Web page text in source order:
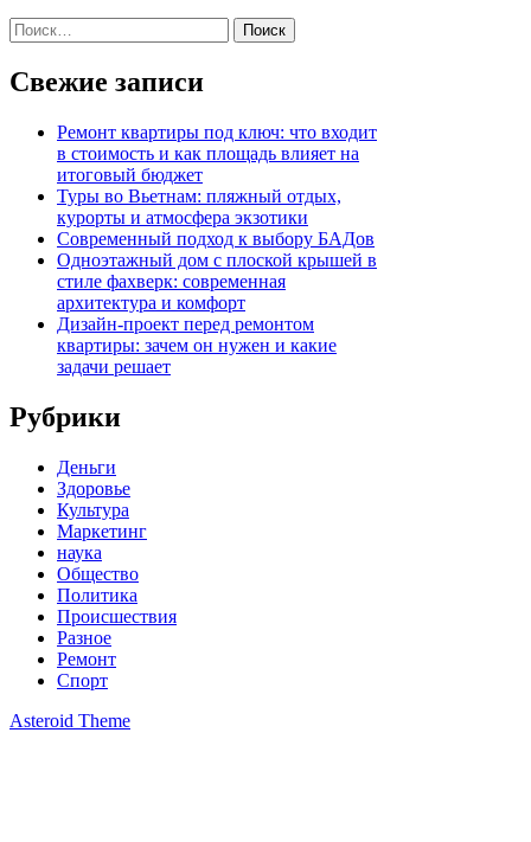
Найти:
Свежие записи
Ремонт квартиры под ключ: что входит
в стоимость и как площадь влияет на
итоговый бюджет
Туры во Вьетнам: пляжный отдых,
курорты и атмосфера экзотики
Современный подход к выбору БАДов
Одноэтажный дом с плоской крышей в
стиле фахверк: современная
архитектура и комфорт
Дизайн-проект перед ремонтом
квартиры: зачем он нужен и какие
задачи решает
Рубрики
Деньги
Здоровье
Культура
Маркетинг
наука
Общество
Политика
Происшествия
Разное
Ремонт
Спорт
Asteroid Theme